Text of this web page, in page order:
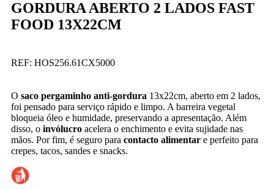
GORDURA ABERTO 2 LADOS FAST
FOOD 13X22CM
REF: HOS256.61CX5000
O saco pergaminho anti-gordura 13x22cm, aberto em 2 lados,
foi pensado para serviço rápido e limpo. A barreira vegetal
bloqueia óleo e humidade, preservando a apresentação. Além
disso, o invólucro acelera o enchimento e evita sujidade nas
mãos. Por fim, é seguro para contacto alimentar e perfeito para
crepes, tacos, sandes e snacks.